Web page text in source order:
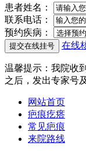
患者姓名：
联系电话：
预约疾病：
在线
温馨提示 ：我院收
之后，发出专家号
网站首页
疤痕疙瘩
常见疤痕
来院路线